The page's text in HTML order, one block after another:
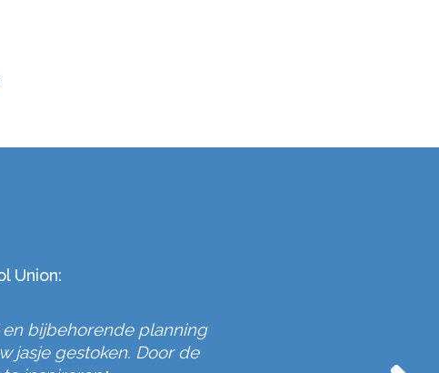
Union:
bijbehorende planning
jasje gestoken. Door de